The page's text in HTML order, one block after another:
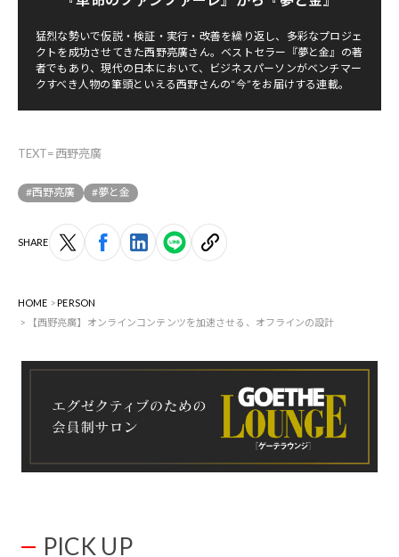
猛烈な勢いで仮説・検証・実行・改善を繰り返し、多彩なプロジェ
クトを成功させてきた西野亮廣さん。ベストセラー『夢と金』の著
者でもあり、現代の日本において、ビジネスパーソンがベンチマー
クすべき人物の筆頭といえる西野さんの“今”をお届けする連載。
TEXT=西野亮廣
#西野亮廣 #夢と金
SHARE
HOME
PERSON
【西野亮廣】オンラインコンテンツを加速させる、オフラインの設計
PICK UP